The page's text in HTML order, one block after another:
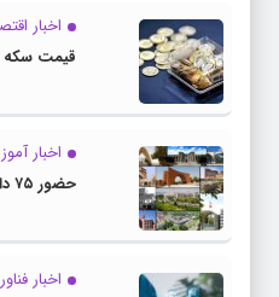
اخبار
قیمت سکه و طلا
اخبار
حضور ۷۵ دانشگاه ایرانی در تایمز ۲۰۲۷
اخبار